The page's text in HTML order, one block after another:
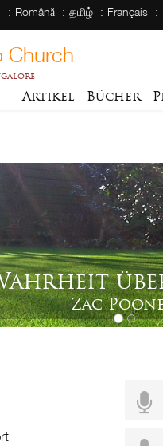
Română தமிழ் Français
Church
Artikel Bücher
Zac